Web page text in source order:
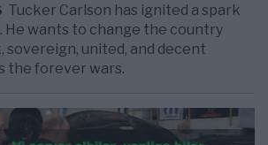
Tucker Carlson has ignited a spark
He wants to change the country
sovereign, united, and decent
the forever wars.